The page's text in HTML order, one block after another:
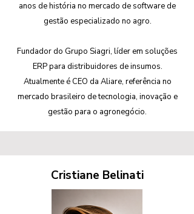
anos de história no mercado de software de
gestão especializado no agro.
Fundador do Grupo Siagri, líder em soluções
ERP para distribuidores de insumos.
Atualmente é CEO da Aliare, referência no
mercado brasileiro de tecnologia, inovação e
gestão para o agronegócio.
Cristiane Belinati